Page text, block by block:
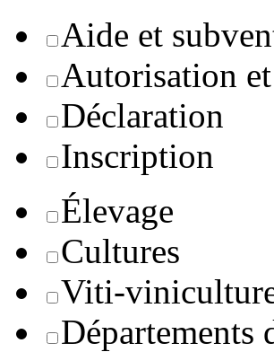
Aide et
Autorisation
Déclaration
Inscription
Élevage
Cultures
Viti-
Départements